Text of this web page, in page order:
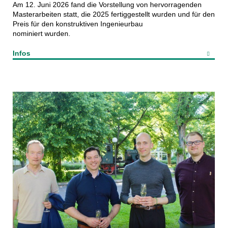
Am 12. Juni 2026 fand die Vorstellung von hervorragenden
Masterarbeiten statt, die 2025 fertiggestellt wurden und für den
Preis für den konstruktiven Ingenieurbau
nominiert wurden.
Infos